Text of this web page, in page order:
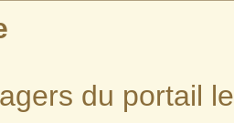
du portail